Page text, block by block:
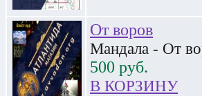
От воров
Мандала - От
500 руб.
В КОРЗИНУ